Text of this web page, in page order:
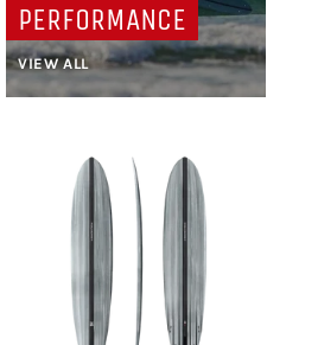
PERFORMANCE
VIEW ALL